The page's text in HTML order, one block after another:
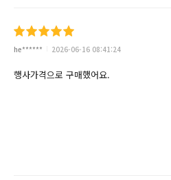
he****** 2026-06-16 08:41:24
행사가격으로 구매했어요.